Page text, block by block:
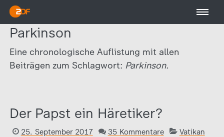
Parkinson
Eine chronologische Auflistung mit allen
Beiträgen zum Schlagwort: Parkinson.
Der Papst ein Häretiker?
25. September 2017 35 Kommentare
Vatikan